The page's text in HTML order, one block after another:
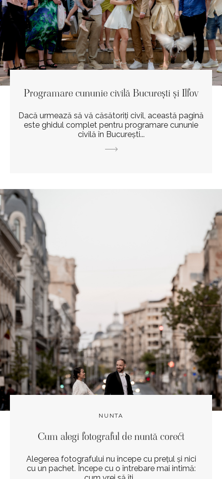
Programare cununie civilă București și Ilfov
Dacă urmează să vă căsătoriți civil, această pagină
este ghidul complet pentru programare cununie
civilă în București...
NUNTA
Cum alegi fotograful de nuntă corect
Alegerea fotografului nu începe cu prețul și nici
cu un pachet. Începe cu o întrebare mai intimă: